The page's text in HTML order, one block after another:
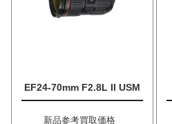
EF24-70mm F2.8L II USM
新品参考買取価格